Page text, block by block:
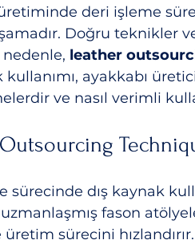
deri işleme
Doğru teknikler
leather
kullanımı, ayakkabı
ve nasıl verimli
sürecinde dış kaynak
fason
sürecini